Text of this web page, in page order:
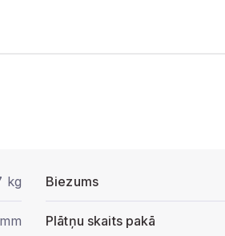
kg Biezums
Plātņu skaits pakā